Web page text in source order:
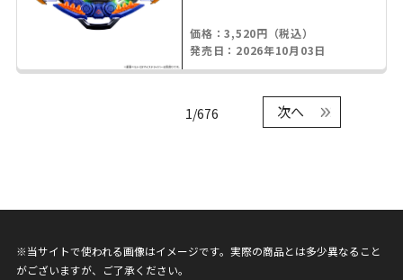
価格：3,520円（税込）
発売日：2026年10月03日
1/676 次へ
※当サイトで使われる画像はイメージです。実際の商品とは多少異なること
がございますが、ご了承ください。